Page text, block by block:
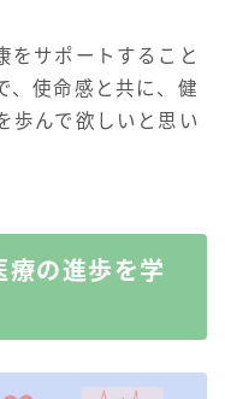
をサポートすること
、使命感と共に、健
歩んで欲しいと思い
療の進歩を学